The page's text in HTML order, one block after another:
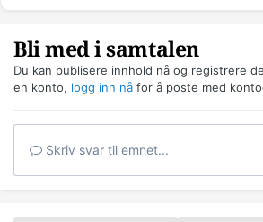
Bli med i samtalen
Du kan publisere innhold nå og registrere
en konto, logg inn nå for å poste med
Skriv svar til emnet...